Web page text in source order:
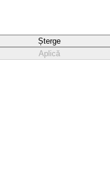
Șterge
Aplică